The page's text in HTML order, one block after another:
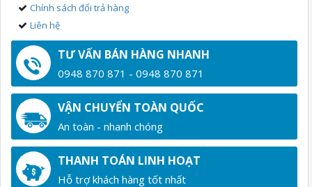
Chính sách đổi trả hàng
Liên hệ
TƯ VẤN BÁN HÀNG NHANH
0948 870 871 - 0948 870 871
VẬN CHUYỂN TOÀN QUỐC
An toàn - nhanh chóng
THANH TOÁN LINH HOẠT
Hỗ trợ khách hàng tốt nhất